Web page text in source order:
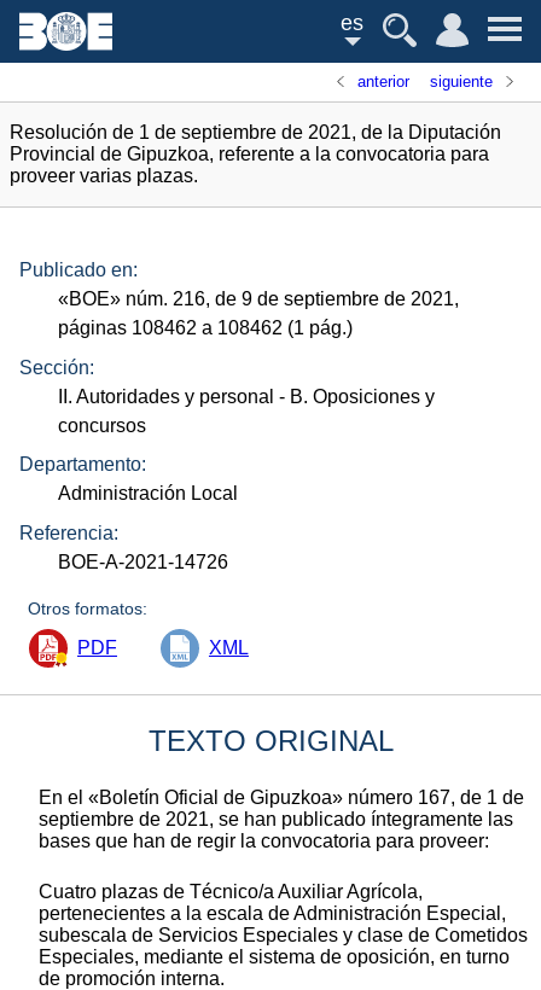
es
anterior siguiente
Resolución de 1 de septiembre de 2021, de la Diputación
Provincial de Gipuzkoa, referente a la convocatoria para
proveer varias plazas.
Publicado en:
«BOE» núm. 216, de 9 de septiembre de 2021,
páginas 108462 a 108462 (1 pág.)
Sección:
II. Autoridades y personal - B. Oposiciones y
concursos
Departamento:
Administración Local
Referencia:
BOE-A-2021-14726
Otros formatos:
PDF XML
TEXTO ORIGINAL
En el «Boletín Oficial de Gipuzkoa» número 167, de 1 de
septiembre de 2021, se han publicado íntegramente las
bases que han de regir la convocatoria para proveer:
Cuatro plazas de Técnico/a Auxiliar Agrícola,
pertenecientes a la escala de Administración Especial,
subescala de Servicios Especiales y clase de Cometidos
Especiales, mediante el sistema de oposición, en turno
de promoción interna.